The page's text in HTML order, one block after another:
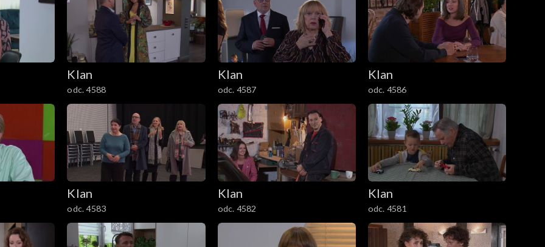
Klan
odc. 4588
Klan
odc. 4587
Klan
odc. 4586
Klan
odc. 4583
Klan
odc. 4582
Klan
odc. 4581